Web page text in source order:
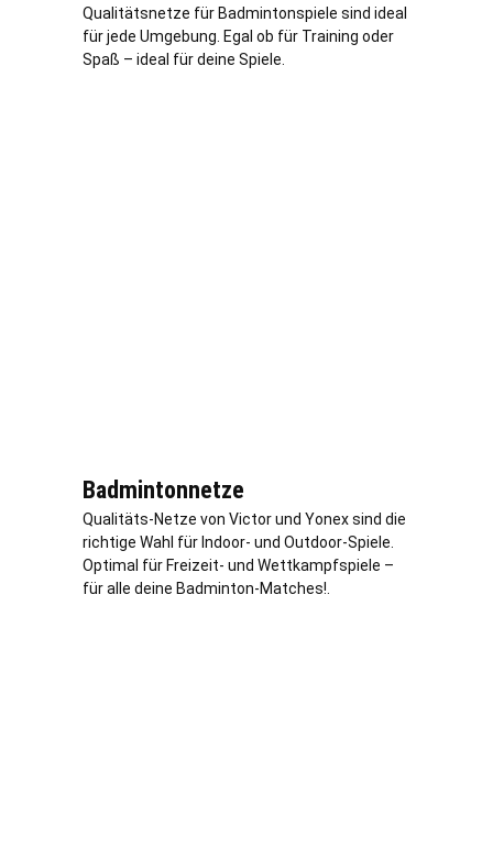
Qualitätsnetze für Badmintonspiele sind ideal
für jede Umgebung. Egal ob für Training oder
Spaß – ideal für deine Spiele.
Badmintonnetze
Qualitäts-Netze von Victor und Yonex sind die
richtige Wahl für Indoor- und Outdoor-Spiele.
Optimal für Freizeit- und Wettkampfspiele –
für alle deine Badminton-Matches!.